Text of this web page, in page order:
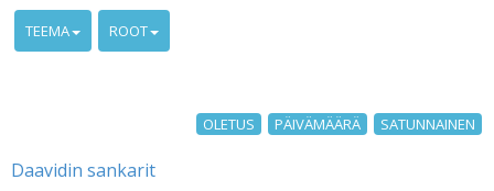
TEEMA ROOT
OLETUS PÄIVÄMÄÄRÄ SATUNNAINEN
Daavidin sankarit